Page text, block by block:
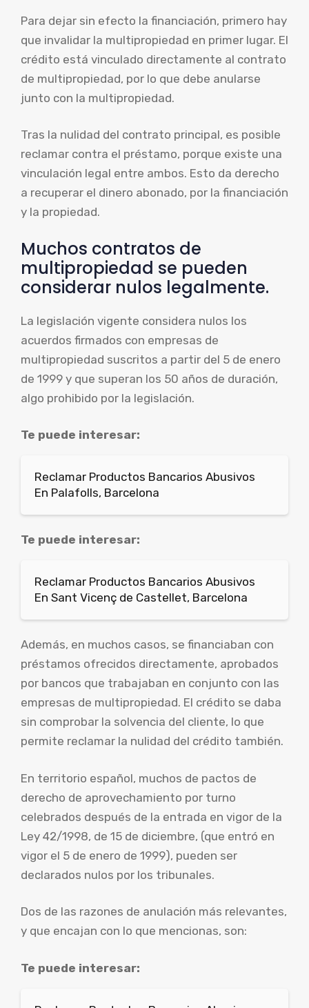
Para dejar sin efecto la financiación, primero hay
que invalidar la multipropiedad en primer lugar. El
crédito está vinculado directamente al contrato
de multipropiedad, por lo que debe anularse
junto con la multipropiedad.
Tras la nulidad del contrato principal, es posible
reclamar contra el préstamo, porque existe una
vinculación legal entre ambos. Esto da derecho
a recuperar el dinero abonado, por la financiación
y la propiedad.
Muchos contratos de
multipropiedad se pueden
considerar nulos legalmente.
La legislación vigente considera nulos los
acuerdos firmados con empresas de
multipropiedad suscritos a partir del 5 de enero
de 1999 y que superan los 50 años de duración,
algo prohibido por la legislación.
Te puede interesar:
Reclamar Productos Bancarios Abusivos
En Palafolls, Barcelona
Te puede interesar:
Reclamar Productos Bancarios Abusivos
En Sant Vicenç de Castellet, Barcelona
Además, en muchos casos, se financiaban con
préstamos ofrecidos directamente, aprobados
por bancos que trabajaban en conjunto con las
empresas de multipropiedad. El crédito se daba
sin comprobar la solvencia del cliente, lo que
permite reclamar la nulidad del crédito también.
En territorio español, muchos de pactos de
derecho de aprovechamiento por turno
celebrados después de la entrada en vigor de la
Ley 42/1998, de 15 de diciembre, (que entró en
vigor el 5 de enero de 1999), pueden ser
declarados nulos por los tribunales.
Dos de las razones de anulación más relevantes,
y que encajan con lo que mencionas, son:
Te puede interesar: